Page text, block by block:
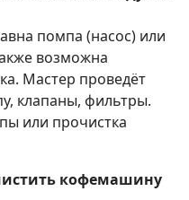
помпа (насос) или
возможна
Мастер проведёт
клапаны, фильтры.
или прочистка
кофемашину